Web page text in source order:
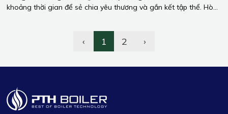
khoảng thời gian để sẻ chia yêu thương và gắn kết tập thể. Hòa
toàn thể anh em công nhân.
‹ 1 2 ›